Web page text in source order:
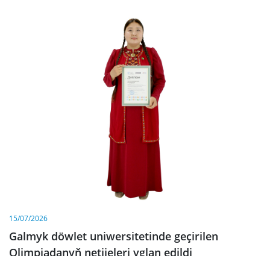
15/07/2026
Galmyk döwlet uniwersitetinde geçirilen
Olimpiadanyň netijeleri yglan edildi